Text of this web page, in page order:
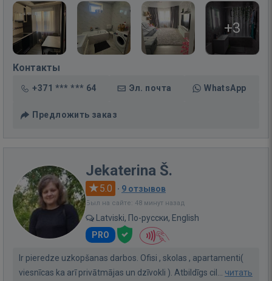
+3
Контакты
+371 *** *** 64 Эл. почта WhatsApp
Предложить заказ
Jekaterina Š.
5.0 · 9 отзывов
Был на сайте: 48 минут назад
Latviski, По-русски, English
PRO
Ir pieredze uzkopšanas darbos. Ofisi , skolas , apartamenti(
viesnīcas ka arī privātmājas un dzīvokli ). Atbildīgs cil... читать